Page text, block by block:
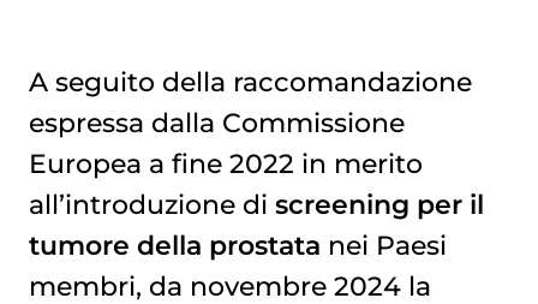
A seguito della raccomandazione
espressa dalla Commissione
Europea a fine 2022 in merito
all’introduzione di screening per il
tumore della prostata nei Paesi
membri, da novembre 2024 la